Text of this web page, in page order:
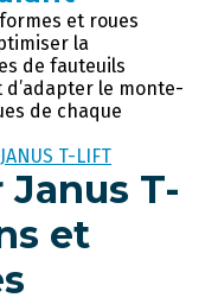
et roues
la
de fauteuils
le monte-
de chaque
T-LIFT
T-
et